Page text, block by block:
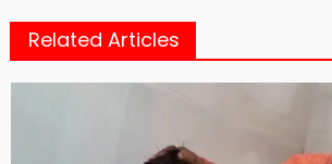
Related Articles